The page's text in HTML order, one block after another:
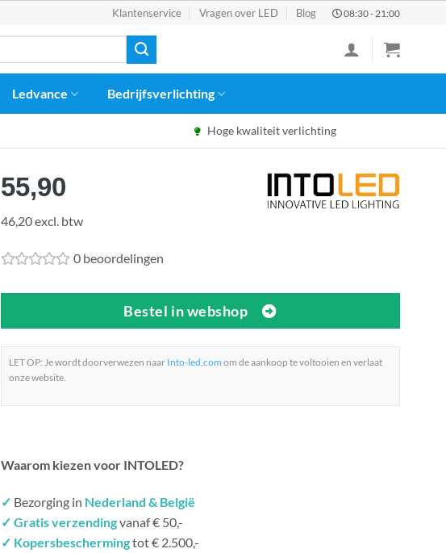
Klantenservice Vragen over LED Blog 08:30 - 21:00
Ledvance Bedrijfsverlichting
Hoge kwaliteit verlichting
55,90
46,20 excl. btw
0 beoordelingen
Bestel in webshop
LET OP: Je wordt doorverwezen naar Into-led.com om de aankoop te voltooien en verlaat
onze website.
Waarom kiezen voor INTOLED?
✓ Bezorging in Nederland & België
✓ Gratis verzendingvanaf € 50,-
✓ Kopersbeschermingtot € 2.500,-